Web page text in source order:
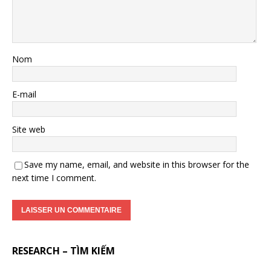
Nom
E-mail
Site web
Save my name, email, and website in this browser for the
next time I comment.
RESEARCH – TÌM KIẾM